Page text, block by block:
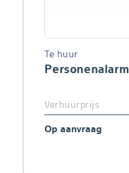
Personenalarm
Te huur
Verhuurprijs
Op aanvraag